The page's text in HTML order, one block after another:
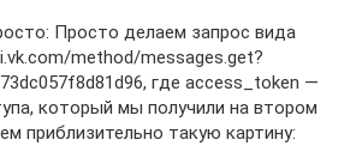
Просто делаем запрос вида
method/messages.get?
где access_token —
который мы получили на втором
приблизительно такую картину: